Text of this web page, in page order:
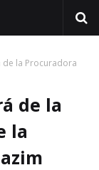
de la Procuradora
de la
la